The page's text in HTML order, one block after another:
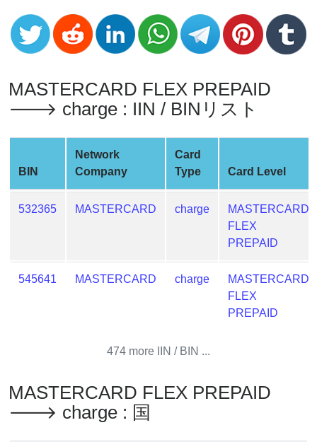
Credit
Validator
Credit
Generator
Random
Credit
Card
Generator
Card
from
What
MASTERCARD FLEX PREPAID
🡒 charge : IIN / BINリスト
BIN
Network
Company
Card
Type
Card Level
532365 MASTERCARD charge
MASTERCARD
FLEX
PREPAID
545641 MASTERCARD charge
MASTERCARD
FLEX
PREPAID
474 more IIN / BIN ...
MASTERCARD FLEX PREPAID
🡒 charge : 国